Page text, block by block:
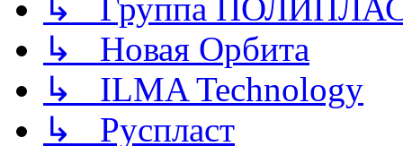
↳ Группа
↳ Новая Орбита
↳ ILMA Technology
↳ Руспласт